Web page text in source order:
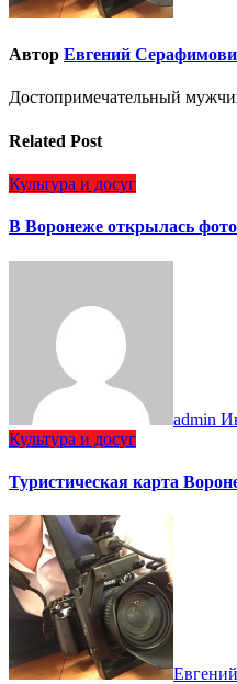
Автор Евгений
Достопримечательный
Related Post
Культура и досуг
В Воронеже открылась
admin
Культура и досуг
Туристическая карта